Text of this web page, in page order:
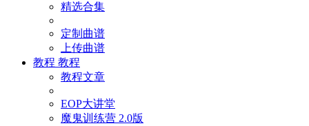
精选合集
定制曲谱
上传曲谱
教程 教程
教程文章
EOP大讲堂
魔鬼训练营 2.0版